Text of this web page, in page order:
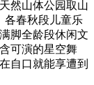
然山体公园取山
各春秋段儿童乐
脚全龄段休闲文
可演的星空舞
自口就能享遭到